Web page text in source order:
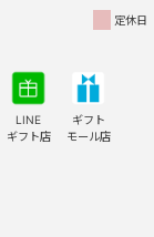
定休日
LINE
ギフト店
ギフト
モール店